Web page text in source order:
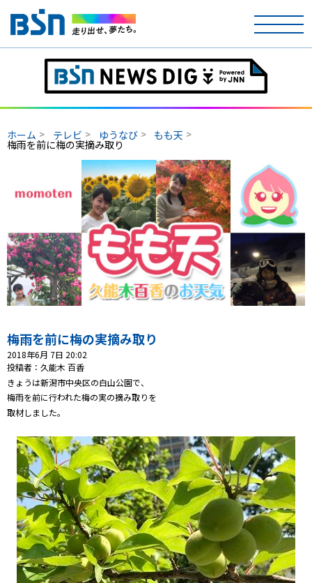
テレビ
ラジオ
アナウンサー
イベント
ニュース
天気
プレゼント
コンテンツ・アプリ
会社概要・ビジョン
お問い合わせ
ホーム テレビ ゆうなび もも天
梅雨を前に梅の実摘み取り
梅雨を前に梅の実摘み取り
2018年6月 7日 20:02
投稿者：久能木 百香
きょうは新潟市中央区の白山公園で、
梅雨を前に行われた梅の実の摘み取りを
取材しました。